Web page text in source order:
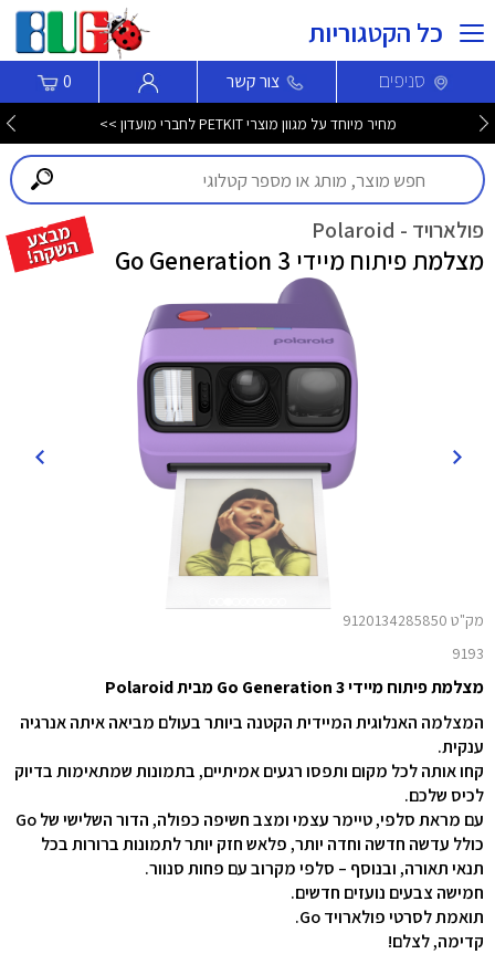
כל הקטגוריות
סניפים צור קשר 0
מחיר מיוחד על מגוון מוצרי PETKIT לחברי מועדון >>
פולארויד - Polaroid
מצלמת פיתוח מיידי Go Generation 3
מק"ט 9120134285850
9193
מצלמת פיתוח מיידי Go Generation 3 מבית Polaroid
המצלמה האנלוגית המיידית הקטנה ביותר בעולם מביאה איתה אנרגיה
ענקית.
קחו אותה לכל מקום ותפסו רגעים אמיתיים, בתמונות שמתאימות בדיוק
לכיס שלכם.
עם מראת סלפי, טיימר עצמי ומצב חשיפה כפולה, הדור השלישי של Go
כולל עדשה חדשה וחדה יותר, פלאש חזק יותר לתמונות ברורות בכל
תנאי תאורה, ובנוסף – סלפי מקרוב עם פחות סנוור.
חמישה צבעים נועזים חדשים.
תואמת לסרטי פולארויד Go.
קדימה, לצלם!